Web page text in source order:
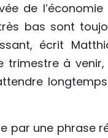
de
bas sont
écrit
trimestre à
par une phrase